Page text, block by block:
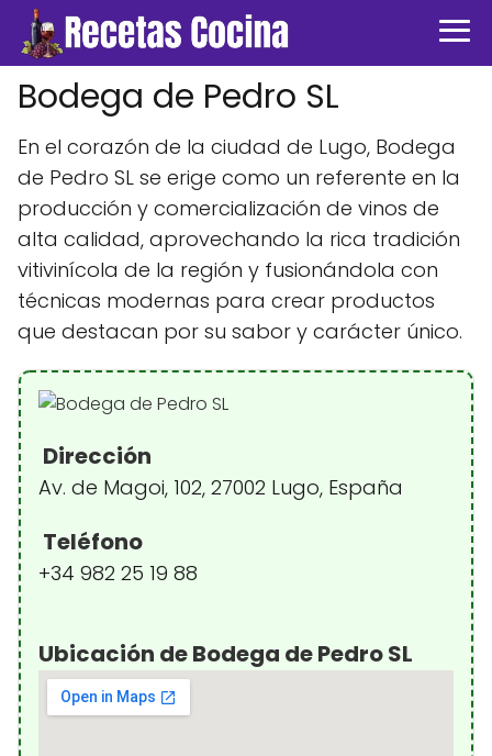
Bodega de Pedro SL
En el corazón de la ciudad de Lugo, Bodega
de Pedro SL se erige como un referente en la
producción y comercialización de vinos de
alta calidad, aprovechando la rica tradición
vitivinícola de la región y fusionándola con
técnicas modernas para crear productos
que destacan por su sabor y carácter único.
Dirección
Av. de Magoi, 102, 27002 Lugo, España
Teléfono
+34 982 25 19 88
Ubicación de Bodega de Pedro SL